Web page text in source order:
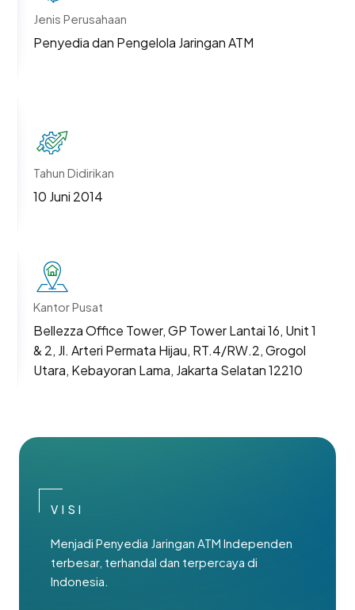
Jenis Perusahaan
Penyedia dan Pengelola Jaringan ATM
Tahun Didirikan
10 Juni 2014
Kantor Pusat
Bellezza Office Tower, GP Tower Lantai 16, Unit 1
& 2, Jl. Arteri Permata Hijau, RT.4/RW.2, Grogol
Utara, Kebayoran Lama, Jakarta Selatan 12210
VISI
Menjadi Penyedia Jaringan ATM Independen
terbesar, terhandal dan terpercaya di
Indonesia.